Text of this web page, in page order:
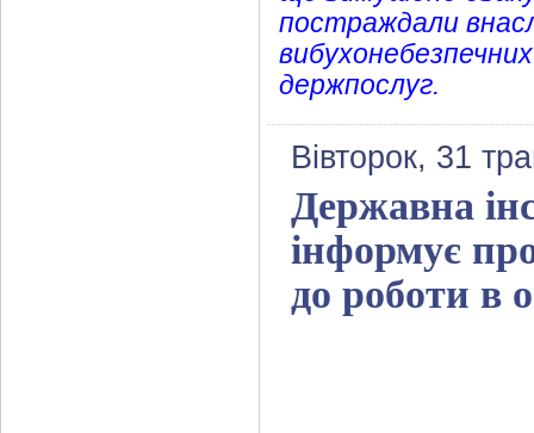
постраждали
держпослуг.
Вівторок, 31
Державна
інформує
до роботи в